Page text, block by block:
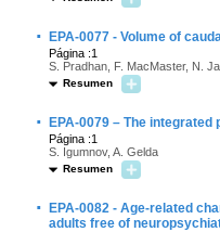
· EPA-0077 - Volume of
Página :1
S. Pradhan, F. MacMaster, N.
Resumen
· EPA-0079 – The
Página :1
S. Igumnov, A. Gelda
Resumen
·
EPA-0082 - Age-related
adults free of